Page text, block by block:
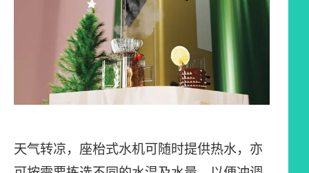
天气转凉，座枱式水机可随时提供热水，亦